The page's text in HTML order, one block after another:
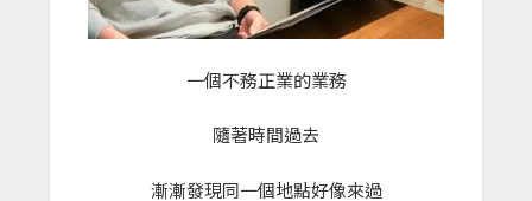
一個不務正業的業務
隨著時間過去
漸漸發現同一個地點好像來過